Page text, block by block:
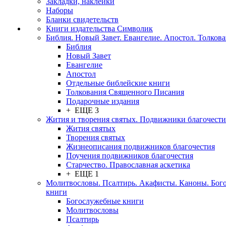
Наборы
Бланки свидетельств
Книги издательства Символик
Библия. Новый Завет. Евангелие. Апостол.
Библия
Новый Завет
Евангелие
Апостол
Отдельные библейские книги
Толкования Священного Писания
Подарочные издания
+ ЕЩЕ 3
Жития и творения святых. Подвижники
Жития святых
Творения святых
Жизнеописания подвижников благочестия
Поучения подвижников благочестия
Старчество. Православная аскетика
+ ЕЩЕ 1
Молитвословы. Псалтирь. Акафисты. Каноны.
книги
Богослужебные книги
Молитвословы
Псалтирь